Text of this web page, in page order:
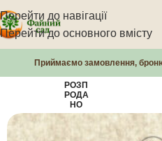
Перейти до навігації
Перейти до основного вмісту
Приймаємо замовлення,
РОЗП
РОДА
НО